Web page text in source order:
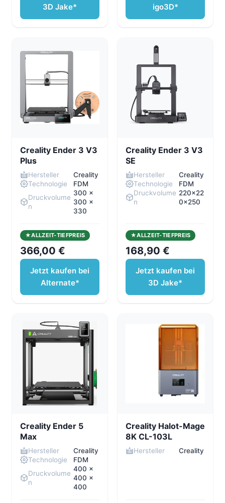
3D Jake*
igo3D*
Creality Ender 3 V3
Plus
Hersteller
Creality
Technologie
FDM
Druckvolume
n
300 x
300 x
330
ALLZEIT-TIEFPREIS
366,00 €
Jetzt kaufen bei
Alternate*
Creality Ender 3 V3
SE
Hersteller
Creality
Technologie
FDM
Druckvolume
n
220x22
0x250
ALLZEIT-TIEFPREIS
168,90 €
Jetzt kaufen bei
3D Jake*
Creality Ender 5
Max
Hersteller
Creality
Technologie
FDM
Druckvolume
n
400 x
400 x
400
Creality Halot-Mage
8K CL-103L
Hersteller Creality